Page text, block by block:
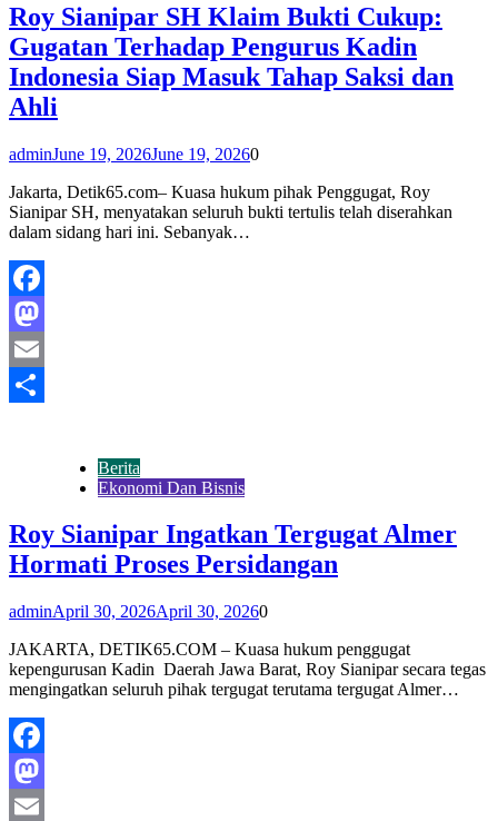
Roy Sianipar SH Klaim Bukti Cukup:
Gugatan Terhadap Pengurus Kadin
Indonesia Siap Masuk Tahap Saksi dan
Ahli
adminJune 19, 2026June 19, 20260
Jakarta, Detik65.com– Kuasa hukum pihak Penggugat, Roy
Sianipar SH, menyatakan seluruh bukti tertulis telah diserahkan
dalam sidang hari ini. Sebanyak…
Facebook
Mastodon
Email
Berita
Ekonomi Dan Bisnis
Roy Sianipar Ingatkan Tergugat Almer
Hormati Proses Persidangan
adminApril 30, 2026April 30, 20260
JAKARTA, DETIK65.COM – Kuasa hukum penggugat
kepengurusan Kadin Daerah Jawa Barat, Roy Sianipar secara tegas
mengingatkan seluruh pihak tergugat terutama tergugat Almer…
Facebook
Mastodon